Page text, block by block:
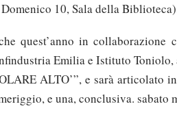
10, Sala della
quest’anno in collaborazione
Emilia e Istituto
ALTO’”, e sarà articolato
e una, conclusiva. sabato